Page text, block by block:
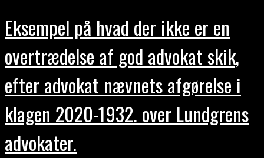
Eksempel på hvad der ikke er en
overtrædelse af god advokat skik,
efter advokat nævnets afgørelse i
klagen 2020-1932. over Lundgrens
advokater.